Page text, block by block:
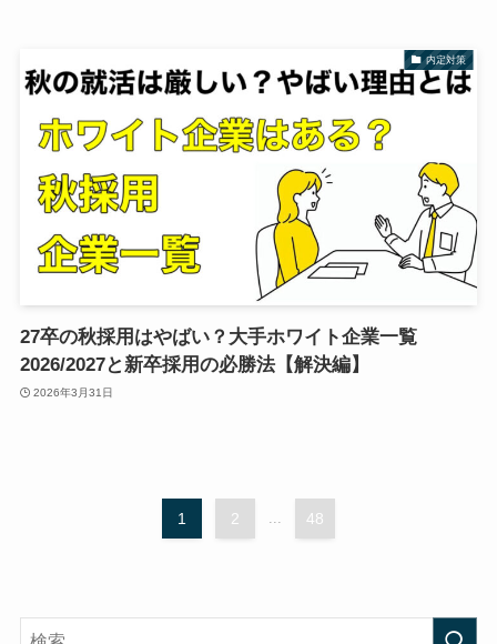
内定対策
27卒の秋採用はやばい？大手ホワイト企業一覧
2026/2027と新卒採用の必勝法【解決編】
2026年3月31日
1 2 ... 48